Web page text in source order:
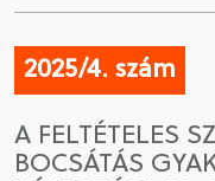
2025/4. szám
A FELTÉTELES
BOCSÁTÁS